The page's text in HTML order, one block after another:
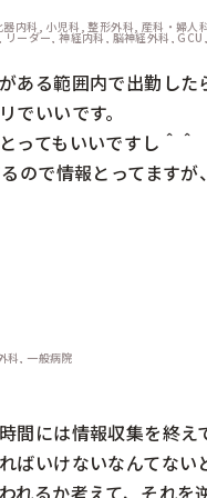
内科, 小児科, 整形外科, 産科・婦
リーダー, 神経内科, 脳神経外科,
ある範囲内で出勤した
でいいです。
ってもいいですし＾＾
ので情報とってます
科, 一般病院
間には情報収集を終
ばいけないなんてな
れるか考えて、それ